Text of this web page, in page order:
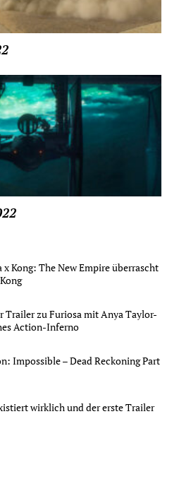
Kong: The New Empire überrascht
Trailer zu Furiosa mit Anya Taylor-
Action-Inferno
Impossible – Dead Reckoning Part
wirklich und der erste Trailer